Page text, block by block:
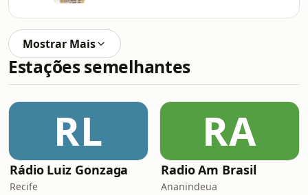
Mostrar Mais
Estações semelhantes
RL
Rádio Luiz Gonzaga
Recife
RA
Radio Am Brasil
Ananindeua